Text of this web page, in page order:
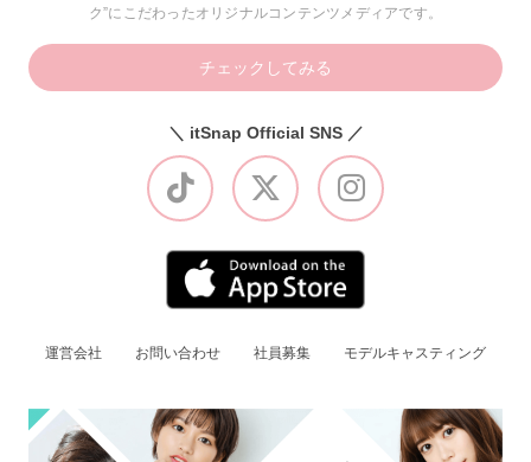
ク”にこだわったオリジナルコンテンツメディアです。
チェックしてみる
＼ itSnap Official SNS ／
運営会社 お問い合わせ 社員募集 モデルキャスティング